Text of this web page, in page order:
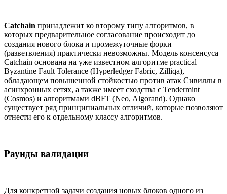
Catchain принадлежит ко второму типу алгоритмов, в
которых предварительное согласование происходит до
создания нового блока и промежуточные форки
(разветвления) практически невозможны. Модель консенсуса
Catchain основана на уже известном алгоритме practical
Byzantine Fault Tolerance (Hyperledger Fabric, Zilliqa),
обладающем повышенной стойкостью против атак Сивиллы в
асинхронных сетях, а также имеет сходства с Tendermint
(Cosmos) и алгоритмами dBFT (Neo, Algorand). Однако
существует ряд принципиальных отличий, которые позволяют
отнести его к отдельному классу алгоритмов.
Раунды валидации
Для конкретной задачи создания новых блоков одного из